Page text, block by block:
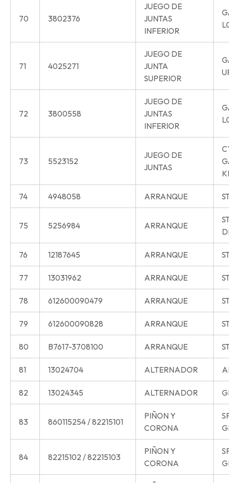
70 3802376
JUEGO DE
JUNTAS
INFERIOR
71 4025271
JUEGO DE
JUNTA
SUPERIOR
72 3800558
JUEGO DE
JUNTAS
INFERIOR
73 5523152
JUEGO DE
JUNTAS
74 4948058 ARRANQUE
75 5256984 ARRANQUE
76 12187645 ARRANQUE
77 13031962 ARRANQUE
78 612600090479 ARRANQUE
79 612600090828 ARRANQUE
80 B7617-3708100 ARRANQUE
81 13024704 ALTERNADOR
82 13024345 ALTERNADOR
83 860115254 / 82215101
PIÑON Y
CORONA
84 82215102 / 82215103
PIÑON Y
CORONA